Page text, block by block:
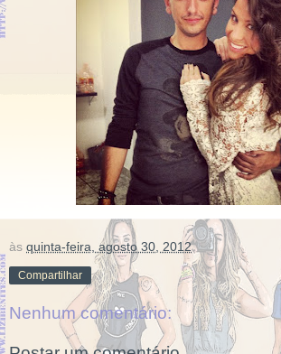
às quinta-feira, agosto 30, 2012
Compartilhar
Nenhum comentário: